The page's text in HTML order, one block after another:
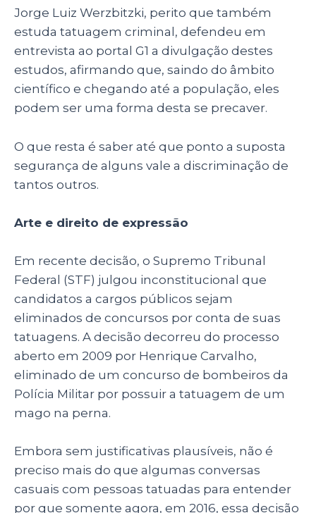
Jorge Luiz Werzbitzki, perito que também
estuda tatuagem criminal, defendeu em
entrevista ao portal G1 a divulgação destes
estudos, afirmando que, saindo do âmbito
científico e chegando até a população, eles
podem ser uma forma desta se precaver.
O que resta é saber até que ponto a suposta
segurança de alguns vale a discriminação de
tantos outros.
Arte e direito de expressão
Em recente decisão, o Supremo Tribunal
Federal (STF) julgou inconstitucional que
candidatos a cargos públicos sejam
eliminados de concursos por conta de suas
tatuagens. A decisão decorreu do processo
aberto em 2009 por Henrique Carvalho,
eliminado de um concurso de bombeiros da
Polícia Militar por possuir a tatuagem de um
mago na perna.
Embora sem justificativas plausíveis, não é
preciso mais do que algumas conversas
casuais com pessoas tatuadas para entender
por que somente agora, em 2016, essa decisão